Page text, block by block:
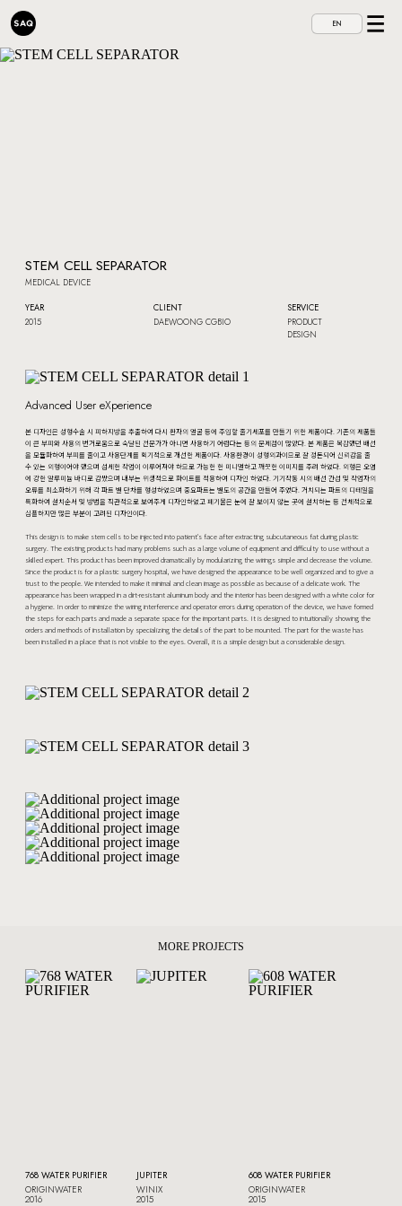
EN
STEM CELL SEPARATOR
MEDICAL DEVICE
YEAR
2015
CLIENT
DAEWOONG CGBIO
SERVICE
PRODUCT
DESIGN
Advanced User eXperience
본 디자인은 성형수술 시 피하지방을 추출하여 다시 환자의 얼굴 등에 주입할 줄기세포를 만들기 위한 제품이다. 기존의 제품들
이 큰 부피와 사용의 번거로움으로 숙달된 전문가가 아니면 사용하기 어렵다는 등의 문제점이 많았다. 본 제품은 복잡했던 배선
을 모듈화하여 부피를 줄이고 사용단계를 획기적으로 개선한 제품이다. 사용환경이 성형외과이므로 잘 정돈되어 신뢰감을 줄
수 있는 외형이어야 했으며 섬세한 작업이 이루어져야 하므로 가능한 한 미니멀하고 깨끗한 이미지를 주려 하였다. 외형은 오염
에 강한 알루미늄 바디로 감쌌으며 내부는 위생적으로 화이트를 적용하여 디자인 하였다. 기기작동 시의 배선 간섭 및 작업자의
오류를 최소화하기 위해 각 파트 별 단차를 형성하였으며 중요파트는 별도의 공간을 만들어 주었다. 거치되는 파트의 디테일을
특화하여 설치순서 및 방법을 직관적으로 보여주게 디자인하였고 폐기물은 눈에 잘 보이지 않는 곳에 설치하는 등 전체적으로
심플하지만 많은 부분이 고려된 디자인이다.
This design is to make stem cells to be injected into patient's face after extracting subcutaneous fat during plastic
surgery. The existing products had many problems such as a large volume of equipment and difficulty to use without a
skilled expert. This product has been improved dramatically by modularizing the wirings simple and decrease the volume.
Since the product is for a plastic surgery hospital, we have designed the appearance to be well organized and to give a
trust to the people. We intended to make it minimal and clean image as possible as because of a delicate work. The
appearance has been wrapped in a dirt-resistant aluminum body and the interior has been designed with a white color for
a hygiene. In order to minimize the wiring interference and operator errors during operation of the device, we have formed
the steps for each parts and made a separate space for the important parts. It is designed to intuitionally showing the
orders and methods of installation by specializing the details of the part to be mounted. The part for the waste has
been installed in a place that is not visible to the eyes. Overall, it is a simple design but a considerable design.
MORE PROJECTS
768 WATER PURIFIER
ORIGINWATER
2016
JUPITER
WINIX
2015
608 WATER PURIFIER
ORIGINWATER
2015